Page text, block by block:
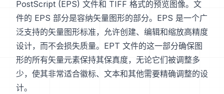
PostScript (EPS) 文件和 TIFF 格式的预览图像。文
件的 EPS 部分是容纳矢量图形的部分。EPS 是一个广
泛支持的矢量图形标准，允许创建、编辑和缩放高精度
设计，而不会损失质量。EPT 文件的这一部分确保图
形的所有矢量元素保持其保真度，无论它们被调整多
少，使其非常适合徽标、文本和其他需要精确调整的设
计。